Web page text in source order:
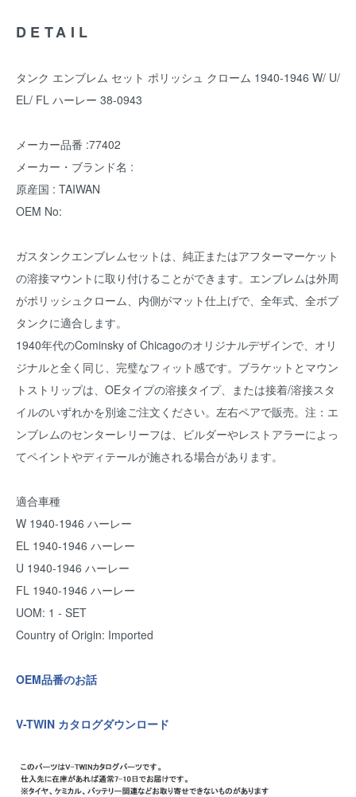
DETAIL
タンク エンブレム セット ポリッシュ クローム 1940-1946 W/ U/
EL/ FL ハーレー 38-0943
メーカー品番 :77402
メーカー・ブランド名 :
原産国 : TAIWAN
OEM No:
ガスタンクエンブレムセットは、純正またはアフターマーケット
の溶接マウントに取り付けることができます。エンブレムは外周
がポリッシュクローム、内側がマット仕上げで、全年式、全ボブ
タンクに適合します。
1940年代のCominsky of Chicagoのオリジナルデザインで、オリ
ジナルと全く同じ、完璧なフィット感です。ブラケットとマウン
トストリップは、OEタイプの溶接タイプ、または接着/溶接スタ
イルのいずれかを別途ご注文ください。左右ペアで販売。注：エ
ンブレムのセンターレリーフは、ビルダーやレストアラーによっ
てペイントやディテールが施される場合があります。
適合車種
W 1940-1946 ハーレー
EL 1940-1946 ハーレー
U 1940-1946 ハーレー
FL 1940-1946 ハーレー
UOM: 1 - SET
Country of Origin: Imported
OEM品番のお話
V-TWIN カタログダウンロード